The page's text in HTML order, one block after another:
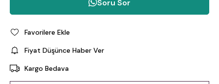
Soru Sor
Favorilere Ekle
Fiyat Düşünce Haber Ver
Kargo Bedava